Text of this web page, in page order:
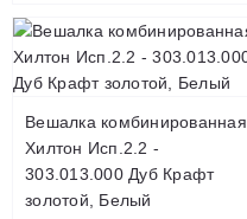
Вешалка комбинированная
Хилтон Исп.2.2 -
303.013.000 Дуб Крафт
золотой, Белый